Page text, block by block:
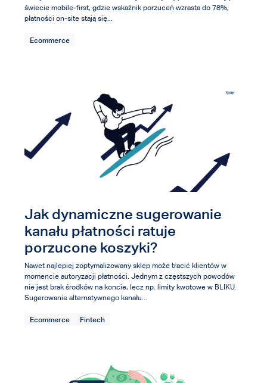
świecie mobile-first, gdzie wskaźnik porzuceń wzrasta do 78%,
płatności on-site stają się...
Ecommerce
Jak dynamiczne sugerowanie
kanału płatności ratuje
porzucone koszyki?
Nawet najlepiej zoptymalizowany sklep może tracić klientów w
momencie autoryzacji płatności. Jednym z częstszych powodów
nie jest brak środków na koncie, lecz np. limity kwotowe w BLIKU.
Sugerowanie alternatywnego kanału...
Ecommerce Fintech